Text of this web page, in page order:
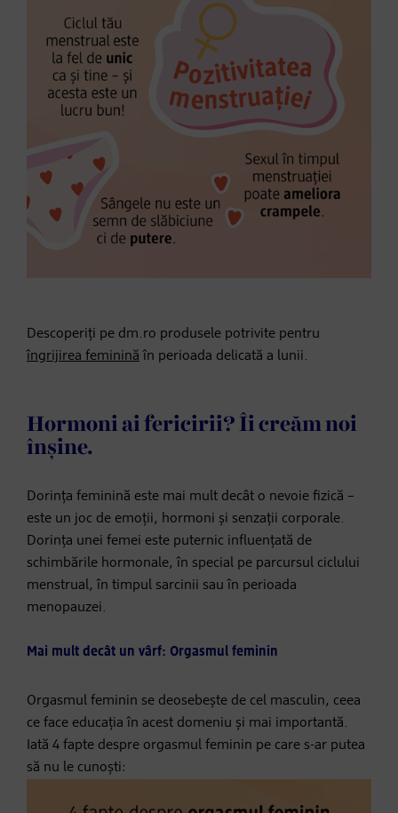
Descoperiți pe dm.ro produsele potrivite pentru
îngrijirea feminină în perioada delicată a lunii.
Hormoni ai fericirii? Îi creăm noi
înșine.
Dorința feminină este mai mult decât o nevoie fizică –
este un joc de emoții, hormoni și senzații corporale.
Dorința unei femei este puternic influențată de
schimbările hormonale, în special pe parcursul ciclului
menstrual, în timpul sarcinii sau în perioada
menopauzei.
Mai mult decât un vârf: Orgasmul feminin
Orgasmul feminin se deosebește de cel masculin, ceea
ce face educația în acest domeniu și mai importantă.
Iată 4 fapte despre orgasmul feminin pe care s-ar putea
să nu le cunoști: